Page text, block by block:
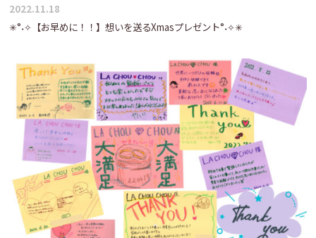
2022.11.18
✳°˖✧【お早めに！！】想いを送るXmasプレゼント°˖✧✳